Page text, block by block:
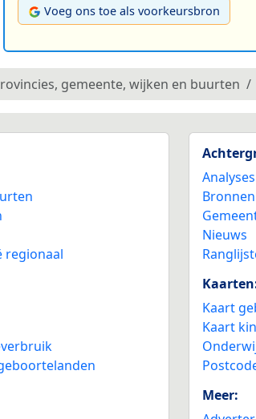
Voeg ons toe als voorkeursbron
gemeente, wijken en buurten
regionaal
Analyses
Nieuws
Kaart
Kaart
Meer: